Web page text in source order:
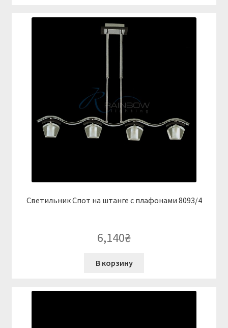
Светильник Спот на штанге с плафонами 8093/4
6,140₴
В корзину